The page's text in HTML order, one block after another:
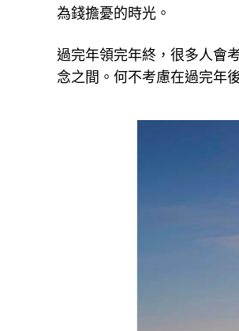
為錢擔憂的時光。
過完年領完年終，很多人會
念之間。何不考慮在過完年